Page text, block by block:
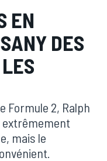
EN
DES
Formule 2, Ralph
extrêmement
mais le